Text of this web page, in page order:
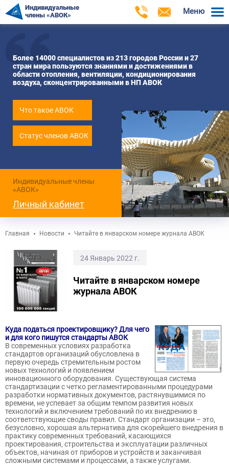
Индивидуальные
члены «АВОК»
Меню
Более 14000 специалистов из 213 городов России и 27
стран мира пользуются знаниями и достижениями в
области отопления, вентиляции, кондиционирования
воздуха, сконцентрированными в НП АВОК
Что такое АВОК
Статус членов АВОК
Индивидуальные члены
«АВОК»
Личный кабинет
Главная Новости Читайте в январском номере журнала АВОК
24 Январь 2022 г.
Читайте в январском номере
журнала АВОК
Куда податься проектировщику? Для чего
и для кого пишутся стандарты АВОК
В современных условиях разработка
стандартов организаций обусловлена в
первую очередь стремительным ростом
новых технологий и появлением
инновационного оборудования. Существующая система
стандартизации с четко регламентированными процедурами
разработки нормативных документов, растянувшимися по
времени, не успевает за общим темпом развития новых
технологий и включением требований по их внедрению в
соответствующие своды правил. Стандарт организации – это,
безусловно, хорошая альтернатива для скорейшего внедрения в
практику современных требований, касающихся
проектирования, строительства и эксплуатации различных
объектов, начиная от приборов и устройств и заканчивая
сложными системами и процессами, а также услугами.